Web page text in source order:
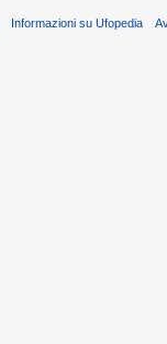
Informazioni su Ufopedia